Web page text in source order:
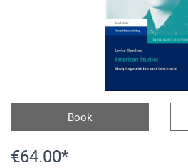
Book
€64.00*